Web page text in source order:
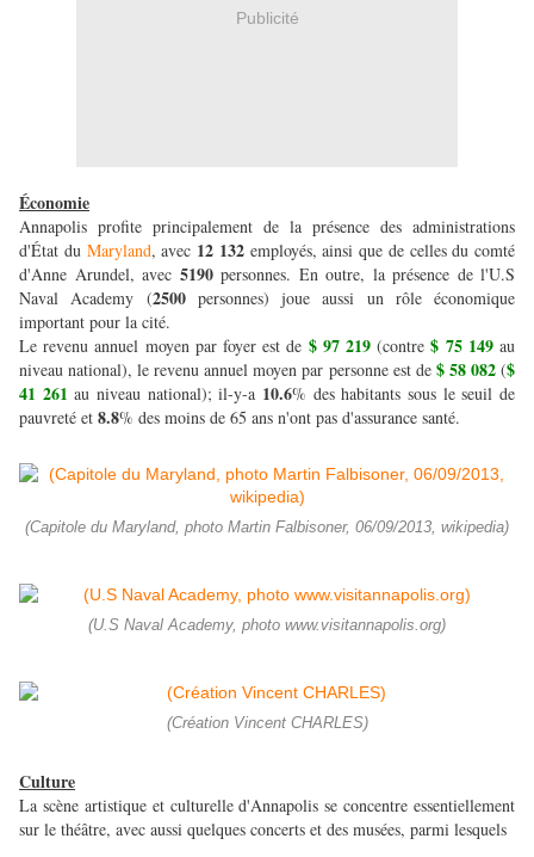
Publicité
Économie
Annapolis profite principalement de la présence des administrations
d'État du Maryland, avec 12 132 employés, ainsi que de celles du comté
d'Anne Arundel, avec 5190 personnes. En outre, la présence de l'U.S
Naval Academy (2500 personnes) joue aussi un rôle économique
important pour la cité.
Le revenu annuel moyen par foyer est de $ 97 219 (contre$ 75 149au
niveau national), le revenu annuel moyen par personne est de $ 58 082($
41 261 au niveau national); il-y-a 10.6% des habitants sous le seuil de
pauvreté et 8.8% des moins de 65 ans n'ont pas d'assurance santé.
(Capitole du Maryland, photo Martin Falbisoner, 06/09/2013, wikipedia)
(U.S Naval Academy, photo www.visitannapolis.org)
(Création Vincent CHARLES)
Culture
La scène artistique et culturelle d'Annapolis se concentre essentiellement
sur le théâtre, avec aussi quelques concerts et des musées, parmi lesquels